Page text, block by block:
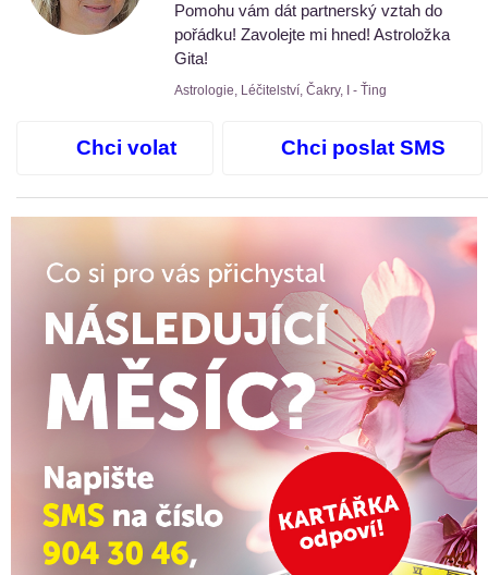
Pomohu vám dát partnerský vztah do
pořádku! Zavolejte mi hned! Astroložka
Gita!
Astrologie, Léčitelství, Čakry, I - Ťing
Chci volat Chci poslat SMS